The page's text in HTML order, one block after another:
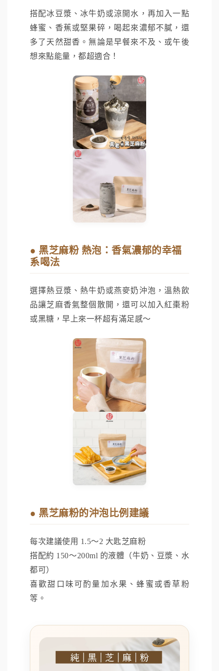
搭配冰豆漿、冰牛奶或涼開水，再加入一點
蜂蜜、香蕉或堅果碎，喝起來濃郁不膩，還
多了天然甜香。無論是早餐來不及、或午後
想來點能量，都超適合！
● 黑芝麻粉 熱泡：香氣濃郁的幸福
系喝法
選擇熱豆漿、熱牛奶或燕麥奶沖泡，溫熱飲
品讓芝麻香氣整個散開，還可以加入紅棗粉
或黑糖，早上來一杯超有滿足感～
● 黑芝麻粉的沖泡比例建議
每次建議使用 1.5～2 大匙芝麻粉
搭配約 150～200ml 的液體（牛奶、豆漿、水
都可）
喜歡甜口味可酌量加水果、蜂蜜或香草粉
等。